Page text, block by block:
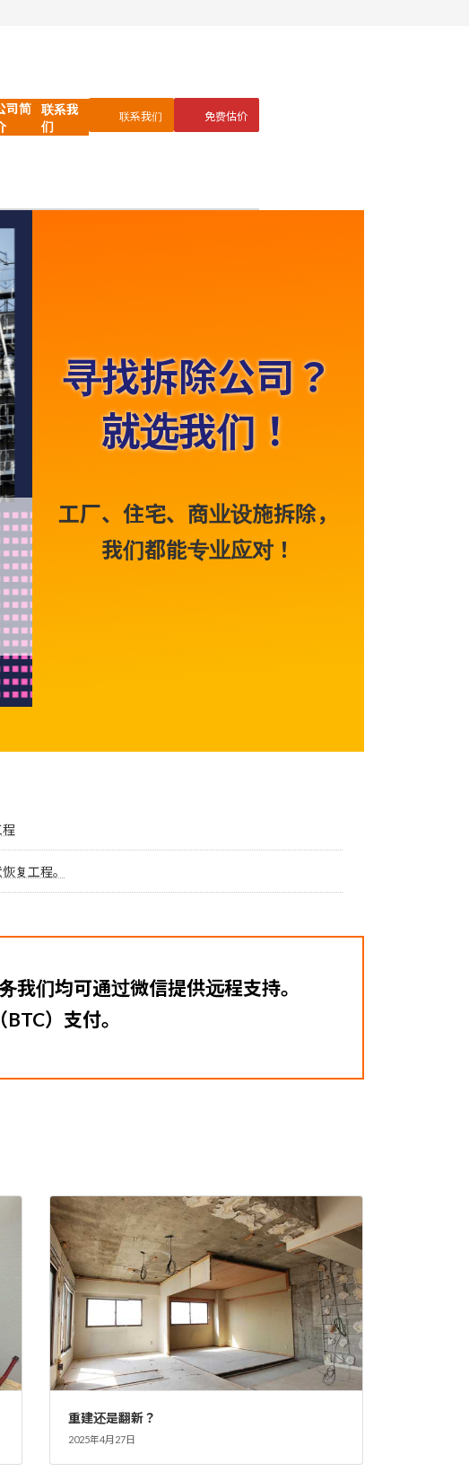
司简
联系我
们
联系我们 免费估价
涵盖木结构、
寻找拆除公司？
就选我们！
工厂、住宅、商业设施拆除，
我们都能专业应对！
复工程。
们均可通过微信提供远程支持。
）支付。
重建还是翻新？
2025年4月27日